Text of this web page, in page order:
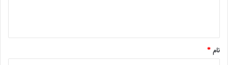
نام*